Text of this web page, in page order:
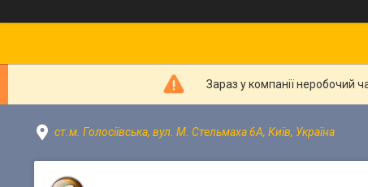
Зараз у компанії неробочий
ст.м. Голосіївська, вул. М. Стельмаха 6А, Київ, Україна